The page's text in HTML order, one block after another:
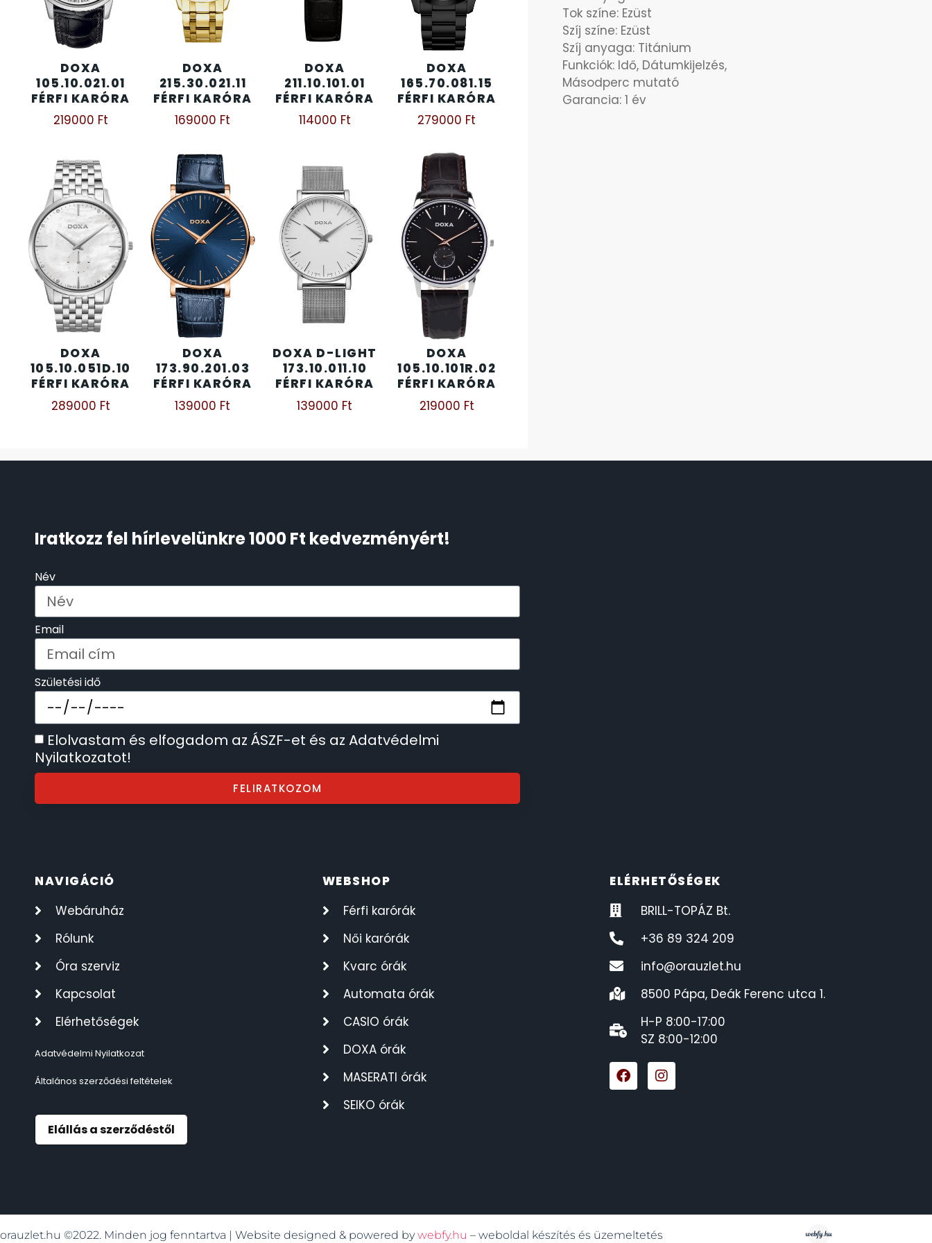
DOXA
105.10.021.01
FÉRFI KARÓRA
219000 Ft
DOXA
215.30.021.11
FÉRFI KARÓRA
169000 Ft
DOXA
211.10.101.01
FÉRFI KARÓRA
114000 Ft
DOXA
165.70.081.15
FÉRFI KARÓRA
279000 Ft
DOXA
105.10.051D.10
FÉRFI KARÓRA
289000 Ft
DOXA
173.90.201.03
FÉRFI KARÓRA
139000 Ft
DOXA D-LIGHT
173.10.011.10
FÉRFI KARÓRA
139000 Ft
DOXA
105.10.101R.02
FÉRFI KARÓRA
219000 Ft
Tok színe: Ezüst
Szíj színe: Ezüst
Szíj anyaga: Titánium
Funkciók: Idő, Dátumkijelzés,
Másodperc mutató
Garancia: 1 év
Iratkozz fel hírlevelünkre 1000 Ft kedvezményért!
Név
Email
Születési idő
Elolvastam és elfogadom az ÁSZF-et és az Adatvédelmi
Nyilatkozatot!
FELIRATKOZOM
NAVIGÁCIÓ
Webáruház
Rólunk
Óra szerviz
Kapcsolat
Elérhetőségek
Adatvédelmi Nyilatkozat
Általános szerződési feltételek
Elállás a szerződéstől
WEBSHOP
Férfi karórák
Női karórák
Kvarc órák
Automata órák
CASIO órák
DOXA órák
MASERATI órák
SEIKO órák
ELÉRHETŐSÉGEK
BRILL-TOPÁZ Bt.
+36 89 324 209
info@orauzlet.hu
8500 Pápa, Deák Ferenc utca 1.
H-P 8:00-17:00
SZ 8:00-12:00
orauzlet.hu ©2022. Minden jog fenntartva | Website designed & powered by webfy.hu – weboldal készítés és üzemeltetés
KENNETH COLE
MASERATI
MORGAN 3
OKOSÓRA SZÍJAK 9
OKOSÓRÁK
ÓRAFORGATÓK
ÓRÁS GÉPEK
POLICE
PULSAR
SANTA BARBARA
SECTOR
SEIKO
SENCOR
SERGIO TACCHINI
SZÁMOLÓGÉPEK
SZÍJAK
TISSOT
VOSTOK
ZSEBÓRÁK